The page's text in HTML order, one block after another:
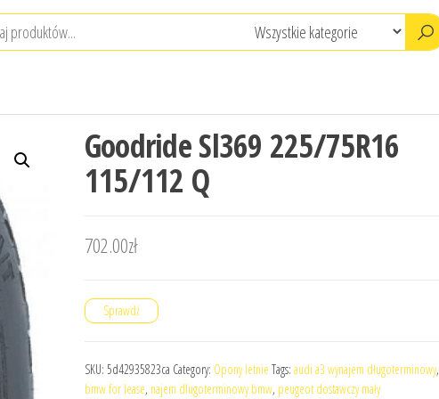
Goodride Sl369 225/75R16
115/112 Q
702.00zł
Sprawdź
SKU: 5d42935823ca Category: Opony letnie Tags: audi a3 wynajem długoterminowy,
bmw for lease, najem dlugoterminowy bmw, peugeot dostawczy mały